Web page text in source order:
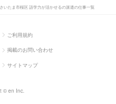
さいたま市桜区 語学力が活かせるの派遣の仕事一覧
ご利用規約
掲載のお問い合わせ
サイトマップ
© en Inc.